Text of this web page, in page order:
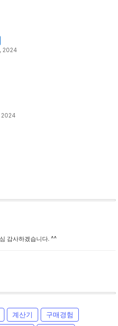
2024
2024
감사하겠습니다. ^^
계산기
구매경험